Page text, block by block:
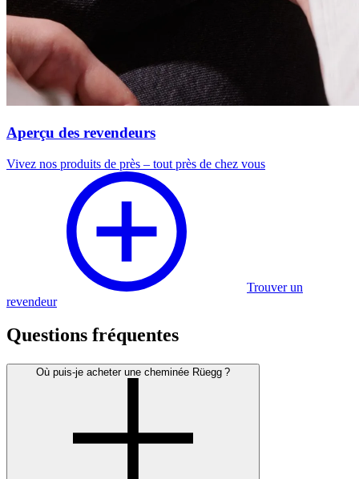
Aperçu des revendeurs
Vivez nos produits de près – tout près de chez vous
Trouver un
revendeur
Questions fréquentes
Où puis-je acheter une cheminée Rüegg ?